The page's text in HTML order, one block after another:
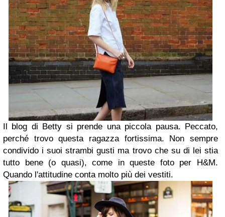
Il blog di Betty si prende una piccola pausa. Peccato,
perché trovo questa ragazza fortissima. Non sempre
condivido i suoi strambi gusti ma trovo che su di lei stia
tutto bene (o quasi), come in queste foto per H&M.
Quando l'attitudine conta molto più dei vestiti.